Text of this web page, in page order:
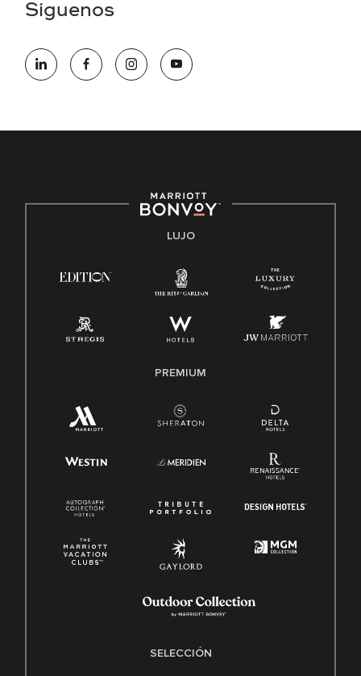
electrónico hqaffirmativeaction@marriott.com
oportunidades que se compromete a contratar una fuerza
de trabajo diversa y a mantener una cultura inclusiva.
Derecho a trabajar inglés/español
Conozca sus derechos
Ley de licencia familiar y médica (FMLA)
Síguenos
LUJO
PREMIUM
SELECCIÓN